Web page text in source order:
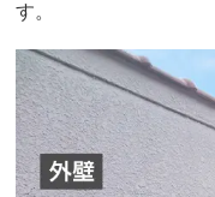
す。